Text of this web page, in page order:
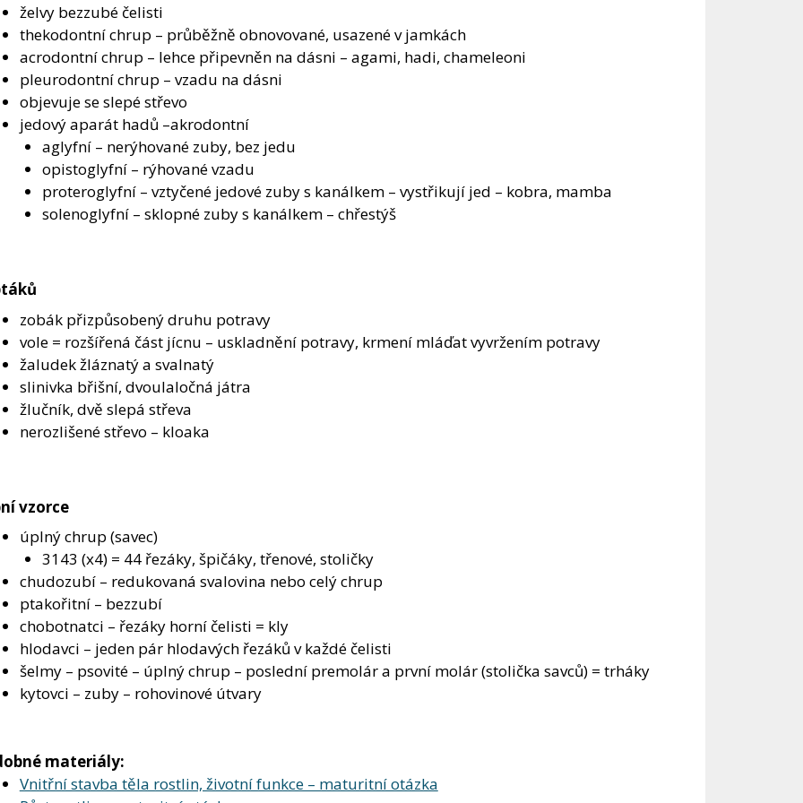
želvy bezzubé čelisti
thekodontní chrup – průběžně obnovované, usazené v jamkách
acrodontní chrup – lehce připevněn na dásni – agami, hadi, chameleoni
pleurodontní chrup – vzadu na dásni
objevuje se slepé střevo
jedový aparát hadů –akrodontní
aglyfní – nerýhované zuby, bez jedu
opistoglyfní – rýhované vzadu
proteroglyfní – vztyčené jedové zuby s kanálkem – vystřikují jed – kobra, mamba
solenoglyfní – sklopné zuby s kanálkem – chřestýš
zobák přizpůsobený druhu potravy
vole = rozšířená část jícnu – uskladnění potravy, krmení mláďat vyvržením potravy
žaludek žláznatý a svalnatý
slinivka břišní, dvoulaločná játra
žlučník, dvě slepá střeva
nerozlišené střevo – kloaka
vzorce
úplný chrup (savec)
3143 (x4) = 44 řezáky, špičáky, třenové, stoličky
chudozubí – redukovaná svalovina nebo celý chrup
ptakořitní – bezzubí
chobotnatci – řezáky horní čelisti = kly
hlodavci – jeden pár hlodavých řezáků v každé čelisti
šelmy – psovité – úplný chrup – poslední premolár a první molár (stolička savců) = trháky
kytovci – zuby – rohovinové útvary
materiály:
Vnitřní stavba těla rostlin, životní funkce – maturitní otázka